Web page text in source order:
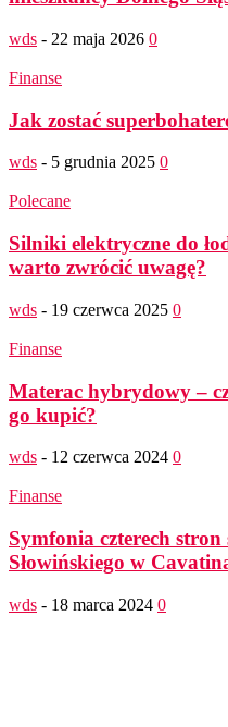
wds - 22 maja 2026 0
Finanse
Jak zostać
wds - 5 grudnia 2025 0
Polecane
Silniki elektryczne do
warto zwrócić uwagę?
wds - 19 czerwca 2025 0
Finanse
Materac hybrydowy –
go kupić?
wds - 12 czerwca 2024 0
Finanse
Symfonia czterech stron
Słowińskiego w
wds - 18 marca 2024 0